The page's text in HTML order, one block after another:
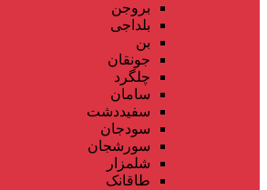
بروجن
بلداجی
بن
جونقان
چلگرد
سامان
سفیددشت
سودجان
سورشجان
شلمزار
طاقانک